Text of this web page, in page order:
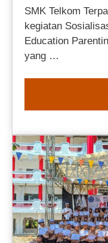
SMK Telkom
kegiatan
Education
yang …